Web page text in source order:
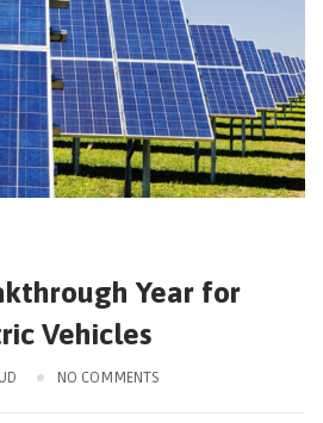
Year for
Vehicles
NO COMMENTS